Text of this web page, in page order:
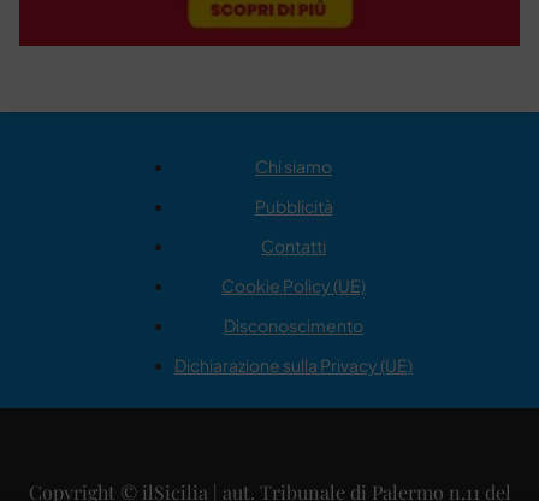
Chi siamo
Pubblicità
Contatti
Cookie Policy (UE)
Disconoscimento
Dichiarazione sulla Privacy (UE)
Copyright © ilSicilia | aut. Tribunale di Palermo n.11 del